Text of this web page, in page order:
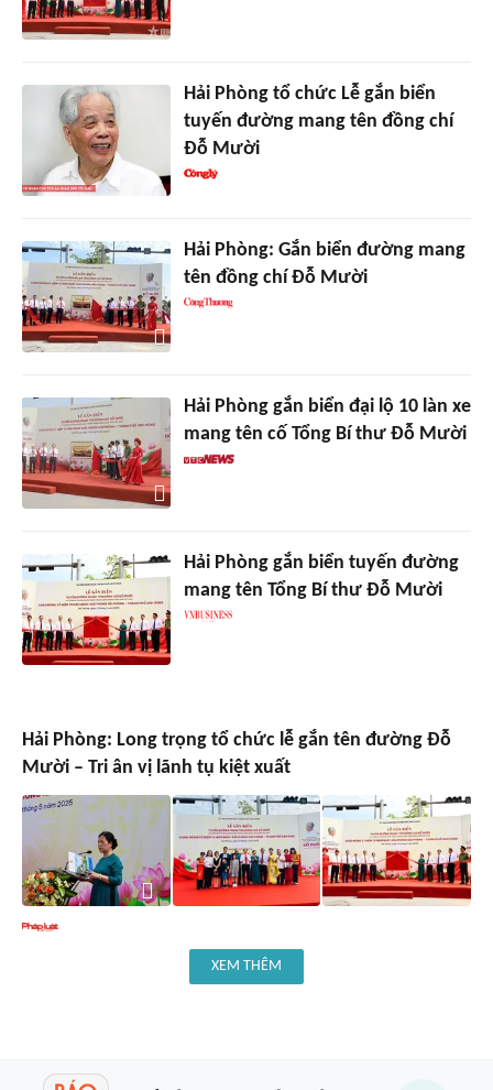
Hải Phòng tổ chức Lễ gắn biển
tuyến đường mang tên đồng chí
Đỗ Mười
Hải Phòng: Gắn biển đường mang
tên đồng chí Đỗ Mười
Hải Phòng gắn biển đại lộ 10 làn xe
mang tên cố Tổng Bí thư Đỗ Mười
Hải Phòng gắn biển tuyến đường
mang tên Tổng Bí thư Đỗ Mười
Hải Phòng: Long trọng tổ chức lễ gắn tên đường Đỗ
Mười – Tri ân vị lãnh tụ kiệt xuất
XEM THÊM